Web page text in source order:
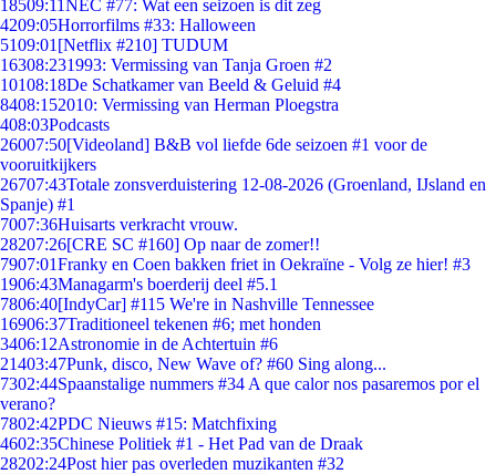
18509:11NEC #77: Wat een seizoen is dit zeg
4209:05Horrorfilms #33: Halloween
5109:01 [Netflix #210] TUDUM
16308:231993: Vermissing van Tanja Groen #2
10108:18De Schatkamer van Beeld & Geluid #4
8408:152010: Vermissing van Herman Ploegstra
408:03Podcasts
26007:50[Videoland] B&B vol liefde 6de seizoen #1 voor de
vooruitkijkers
26707:43Totale zonsverduistering 12-08-2026 (Groenland, IJsland en
Spanje) #1
7007:36Huisarts verkracht vrouw.
28207:26[CRE SC #160] Op naar de zomer!!
7907:01Franky en Coen bakken friet in Oekraïne - Volg ze hier! #3
1906:43Managarm's boerderij deel #5.1
7806:40[IndyCar] #115 We're in Nashville Tennessee
16906:37Traditioneel tekenen #6; met honden
3406:12Astronomie in de Achtertuin #6
21403:47Punk, disco, New Wave of? #60 Sing along...
7302:44Spaanstalige nummers #34 A que calor nos pasaremos por el
verano?
7802:42PDC Nieuws #15: Matchfixing
4602:35Chinese Politiek #1 - Het Pad van de Draak
28202:24Post hier pas overleden muzikanten #32